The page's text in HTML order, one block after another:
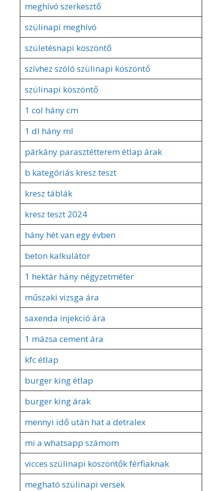
meghívó szerkesztő
szülinapi meghívó
születésnapi köszöntő
szívhez szóló szülinapi köszöntő
szülinapi köszöntő
1 col hány cm
1 dl hány ml
párkány parasztétterem étlap árak
b kategóriás kresz teszt
kresz táblák
kresz teszt 2024
hány hét van egy évben
beton kalkulátor
1 hektár hány négyzetméter
műszaki vizsga ára
saxenda injekció ára
1 mázsa cement ára
kfc étlap
burger king étlap
burger king árak
mennyi idő után hat a detralex
mi a whatsapp számom
vicces szülinapi köszöntők férfiaknak
megható szülinapi versek